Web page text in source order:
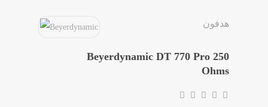
هدفون
Beyerdynamic DT 770 Pro 250
Ohms